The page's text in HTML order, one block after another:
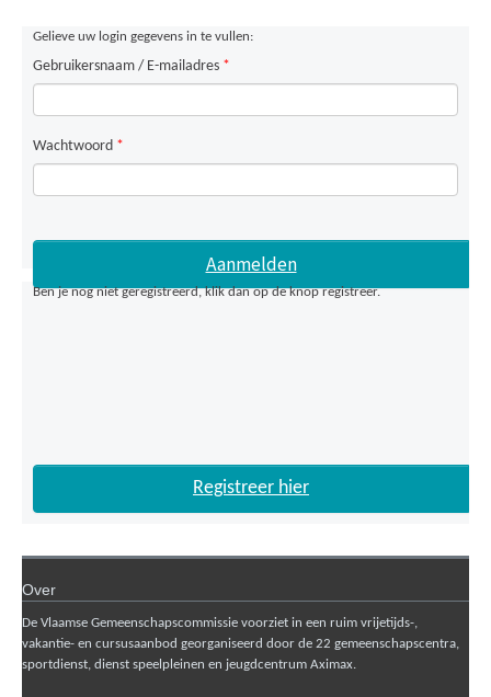
Gelieve uw login gegevens in te vullen:
Gebruikersnaam / E-mailadres *
Wachtwoord *
Ben je nog niet geregistreerd, klik dan op de knop registreer.
Registreer hier
Over
De Vlaamse Gemeenschapscommissie voorziet in een ruim vrijetijds-,
vakantie- en cursusaanbod georganiseerd door de 22 gemeenschapscentra,
sportdienst, dienst speelpleinen en jeugdcentrum Aximax.